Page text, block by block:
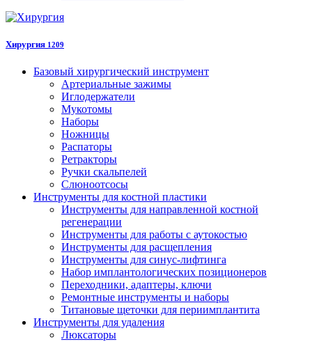
Хирургия 1209
Базовый хирургический инструмент
Артериальные зажимы
Иглодержатели
Мукотомы
Наборы
Ножницы
Распаторы
Ретракторы
Ручки скальпелей
Слюноотсосы
Инструменты для костной пластики
Инструменты для направленной костной
регенерации
Инструменты для работы с аутокостью
Инструменты для расщепления
Инструменты для синус-лифтинга
Набор имплантологических позиционеров
Переходники, адаптеры, ключи
Ремонтные инструменты и наборы
Титановые щеточки для периимплантита
Инструменты для удаления
Люксаторы